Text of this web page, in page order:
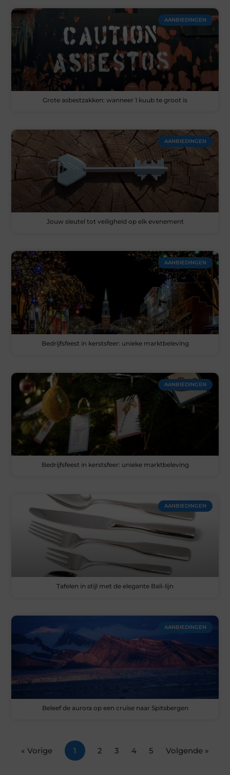
AANBIEDINGEN
Grote asbestzakken: wanneer 1 kuub te groot is
AANBIEDINGEN
Jouw sleutel tot veiligheid op elk evenement
AANBIEDINGEN
Bedrijfsfeest in kerstsfeer: unieke marktbeleving
AANBIEDINGEN
Bedrijfsfeest in kerstsfeer: unieke marktbeleving
AANBIEDINGEN
Tafelen in stijl met de elegante Bali-lijn
AANBIEDINGEN
Beleef de aurora op een cruise naar Spitsbergen
« Vorige 1 2 3 4 5 Volgende »